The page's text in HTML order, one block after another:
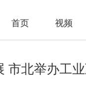
首页 视频
市北举办工